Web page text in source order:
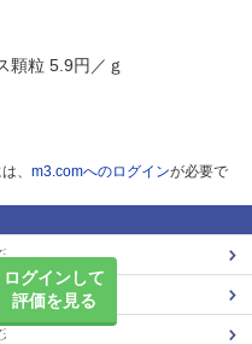
顆粒 5.9円／ｇ
、 m3.comへのログインが必要で
ログインして
評価を見る